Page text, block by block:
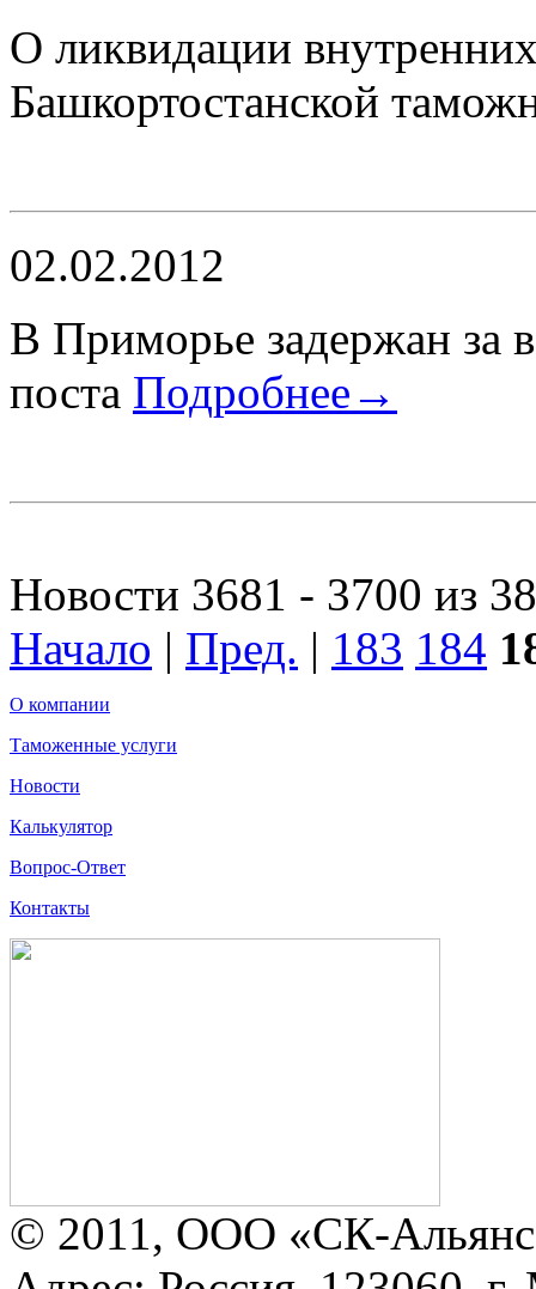
О ликвидации
Башкортостанской
02.02.2012
В Приморье задержан за
поста Подробнее→
Новости 3681 - 3700 из
Начало | Пред. | 183 184
О компании
Таможенные услуги
Новости
Калькулятор
Вопрос-Ответ
Контакты
© 2011, ООО «СК-